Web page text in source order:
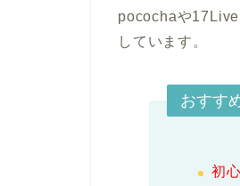
pocochaや
しています。
おすす
初